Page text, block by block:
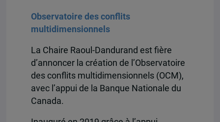
Observatoire des conflits
multidimensionnels
La Chaire Raoul-Dandurand est fière
d’annoncer la création de l’Observatoire
des conflits multidimensionnels (OCM),
avec l’appui de la Banque Nationale du
Canada.